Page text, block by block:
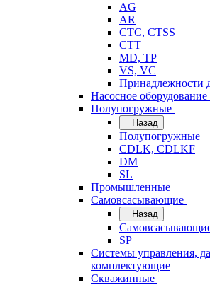
AG
AR
CTC, CTSS
CTT
MD, TP
VS, VC
Принадлежности
Насосное
Полупогружные
Назад
Полупогружные
CDLK, CDLKF
DM
SL
Промышленные
Самовсасывающие
Назад
SP
Системы управления,
комплектующие
Скважинные